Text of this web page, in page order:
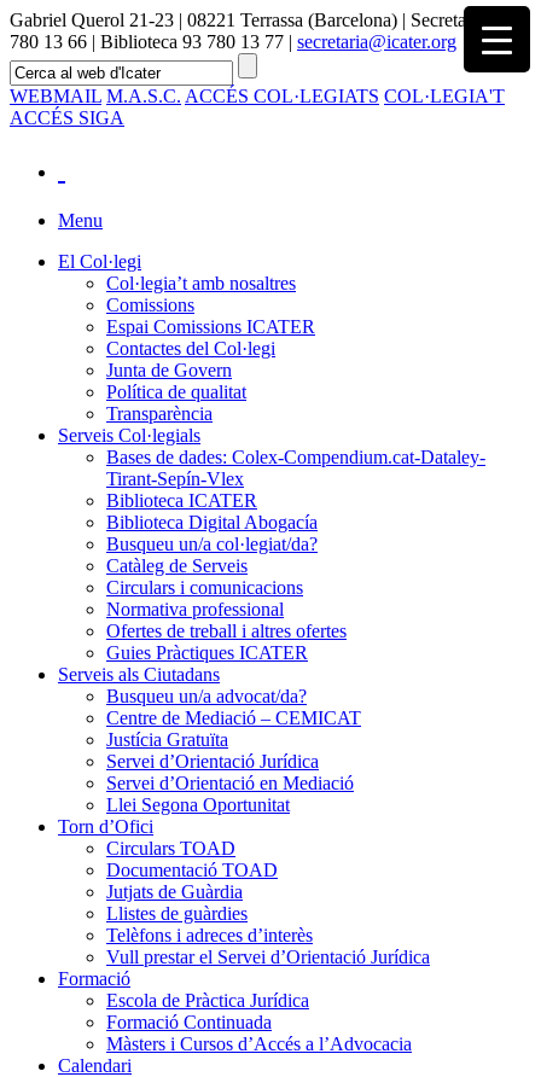
Gabriel Querol 21-23 | 08221 Terrassa (Barcelona) | Secretaria 93
780 13 66 | Biblioteca 93 780 13 77 | secretaria@icater.org
WEBMAIL M.A.S.C. ACCÉS COL·LEGIATS COL·LEGIA'T
ACCÉS SIGA
Menu
El Col·legi
Col·legia’t amb nosaltres
Comissions
Espai Comissions ICATER
Contactes del Col·legi
Junta de Govern
Política de qualitat
Transparència
Serveis Col·legials
Bases de dades: Colex-Compendium.cat-Dataley-
Tirant-Sepín-Vlex
Biblioteca ICATER
Biblioteca Digital Abogacía
Busqueu un/a col·legiat/da?
Catàleg de Serveis
Circulars i comunicacions
Normativa professional
Ofertes de treball i altres ofertes
Guies Pràctiques ICATER
Serveis als Ciutadans
Busqueu un/a advocat/da?
Centre de Mediació – CEMICAT
Justícia Gratuïta
Servei d’Orientació Jurídica
Servei d’Orientació en Mediació
Llei Segona Oportunitat
Torn d’Ofici
Circulars TOAD
Documentació TOAD
Jutjats de Guàrdia
Llistes de guàrdies
Telèfons i adreces d’interès
Vull prestar el Servei d’Orientació Jurídica
Formació
Escola de Pràctica Jurídica
Formació Continuada
Màsters i Cursos d’Accés a l’Advocacia
Calendari